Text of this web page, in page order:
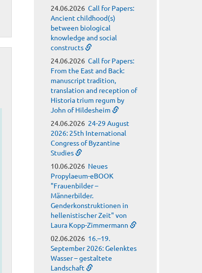
24.06.2026 Call for Papers:
Ancient childhood(s)
between biological
knowledge and social
constructs
24.06.2026 Call for Papers:
From the East and Back:
manuscript tradition,
translation and reception of
Historia trium regum by
John of Hildesheim
24.06.2026 24-29 August
2026: 25th International
Congress of Byzantine
Studies
10.06.2026 Neues
Propylaeum-eBOOK
"Frauenbilder –
Männerbilder.
Genderkonstruktionen in
hellenistischer Zeit" von
Laura Kopp-Zimmermann
02.06.2026 16.–19.
September 2026: Gelenktes
Wasser – gestaltete
Landschaft